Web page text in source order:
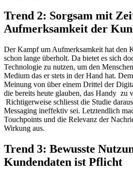
Trend 2: Sorgsam mit
Aufmerksamkeit der
Der Kampf um Aufmerksamkeit hat den
schon lange überholt. Da bietet es sich
Technologie zu nutzen, um den
Medium das er stets in der Hand hat.
Meinung von über einem Drittel der
die bereits heute glauben, das Handy zu
Richtigerweise schliesst die Studie
Messaging ineffektiv sei. Letztendlich
Touchpoints und die Relevanz der
Wirkung aus.
Trend 3: Bewusste
Kundendaten ist Pflicht